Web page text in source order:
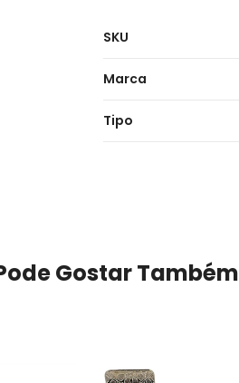
SKU
Marca
Tipo
Gostar Também